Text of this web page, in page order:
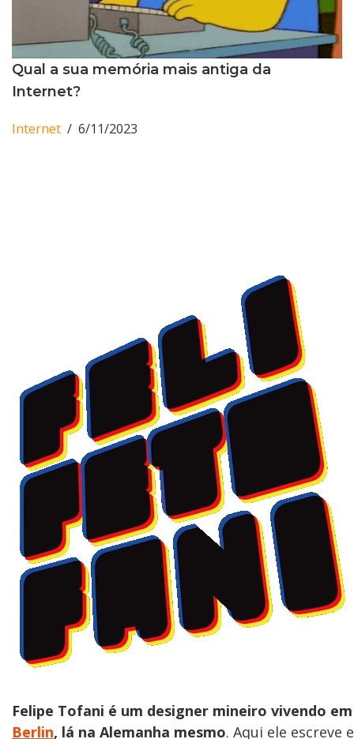
Qual a sua memória mais antiga da
Internet?
Internet 6/11/2023
Felipe Tofani é um designer mineiro vivendo em
Berlin, lá na Alemanha mesmo. Aqui ele escreve e